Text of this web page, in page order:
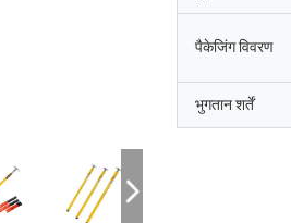
पैकेजिंग विवरण
भुगतान शर्तें